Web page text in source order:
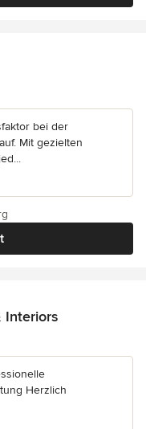
Sternen
bei der
Mit gezielten
Interiors
Sternen
Herzlich